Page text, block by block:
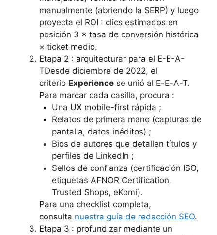
manualmente (abriendo la SERP) y luego
proyecta el ROI : clics estimados en
posición 3 × tasa de conversión histórica
× ticket medio.
Etapa 2 : arquitecturar para el E-E-A-
TDesde diciembre de 2022, el
criterio Experience se unió al E-E-A-T.
Para marcar cada casilla, procura :
Una UX mobile-first rápida ;
Relatos de primera mano (capturas de
pantalla, datos inéditos) ;
Bios de autores que detallen títulos y
perfiles de LinkedIn ;
Sellos de confianza (certificación ISO,
etiquetas AFNOR Certification,
Trusted Shops, eKomi).
Para una checklist completa,
consulta nuestra guía de redacción SEO.
Etapa 3 : profundizar mediante un